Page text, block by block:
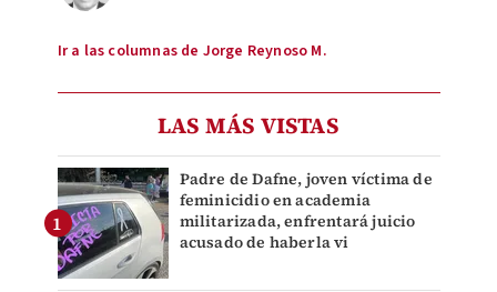
Ir a las columnas de Jorge Reynoso M.
LAS MÁS VISTAS
Padre de Dafne, joven víctima de
feminicidio en academia
militarizada, enfrentará juicio
acusado de haberla vi